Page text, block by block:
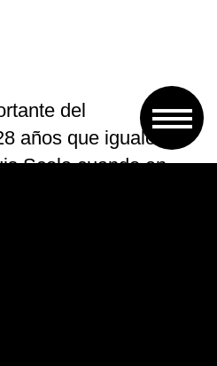
del
años que igualó el
Scola cuando en